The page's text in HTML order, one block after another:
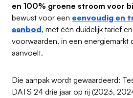
en 100% groene stroom voor
bewust voor een eenvoudig en
aanbod, met één duidelijk tarief
voorwaarden, in een energiemarkt
aanvoelt.
Die aanpak wordt gewaardeerd:
DATS 24 drie jaar op rij (2023,